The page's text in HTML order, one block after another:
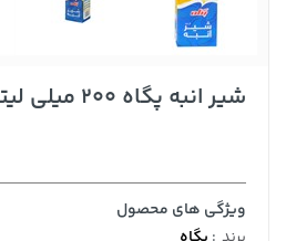
شیر انبه پگاه 200 میلی لیتری
ویژگی های محصول